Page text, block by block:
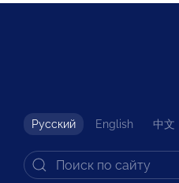
Русский English 中文